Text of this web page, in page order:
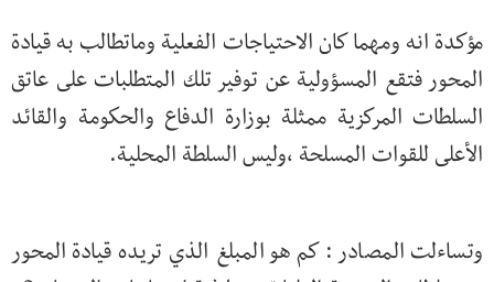
مؤكدة انه ومهما كان الاحتياجات الفعلية وماتطالب به قيادة
المحور فتقع المسؤولية عن توفير تلك المتطلبات على عاتق
السلطات المركزية ممثلة بوزارة الدفاع والحكومة والقائد
الأعلى للقوات المسلحة ،وليس السلطة المحلية.
وتساءلت المصادر : كم هو المبلغ الذي تريده قيادة المحور